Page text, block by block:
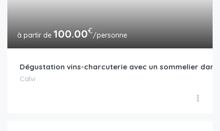
100.00€/personne
Dégustation vins-charcuterie avec un sommelier
Calvi